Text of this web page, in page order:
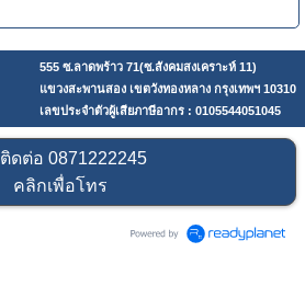
555 ซ.ลาดพร้าว 71(ซ.สังคมสงเคราะห์ 11)
แขวงสะพานสอง เขตวังทองหลาง กรุงเทพฯ 10310
เลขประจำตัวผู้เสียภาษีอากร : 0105544051045
ติดต่อ0871222245
คลิกเพื่อโทร